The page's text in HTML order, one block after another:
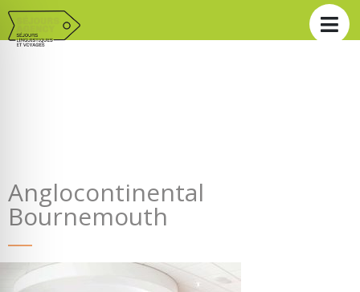
Anglocontinental
Bournemouth